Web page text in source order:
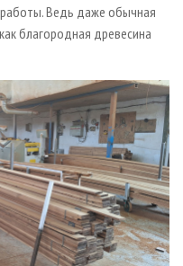
Ведь даже обычная
благородная древесина